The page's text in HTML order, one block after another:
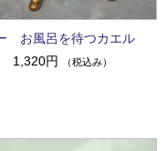
お風呂を待つカエル
1,320円
（税込み）